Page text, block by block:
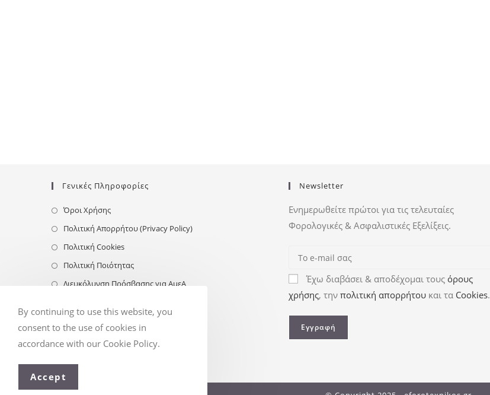
Γενικές Πληροφορίες
Όροι Χρήσης
Πολιτική Απορρήτου (Privacy Policy)
Πολιτική Cookies
Πολιτική Ποιότητας
Διευκόλυνση Πρόσβασης για ΑμεΑ
Follow Us
Newsletter
Ενημερωθείτε πρώτοι για τις τελευταίες
Φορολογικές & Ασφαλιστικές Εξελίξεις.
Έχω διαβάσει & αποδέχομαι τους όρους
χρήσης, την πολιτική απορρήτουκαι τα Cookies.
By continuing to use this website, you
consent to the use of cookies in
accordance with our Cookie Policy.
Accept